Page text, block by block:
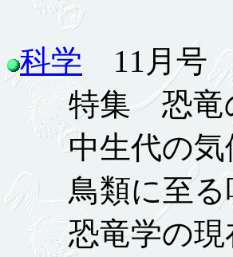
科学 11月号
特集 恐竜の
中生代の気
鳥類に至
恐竜学の